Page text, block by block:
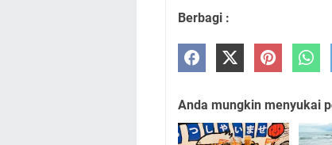
Berbagi :
Anda mungkin menyukai